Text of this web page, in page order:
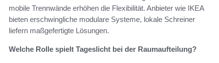
mobile Trennwände erhöhen die Flexibilität. Anbieter wie IKEA
bieten erschwingliche modulare Systeme, lokale Schreiner
liefern maßgefertigte Lösungen.
Welche Rolle spielt Tageslicht bei der Raumaufteilung?